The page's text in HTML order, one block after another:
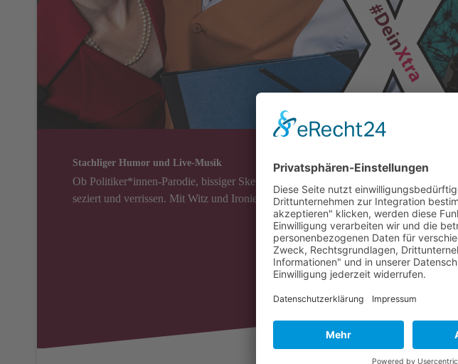
Stachliger Humor und Live-Musik
Ob Politiker*innen-Parodie, bissiger Sketch oder sarkastisch verdrehter Cover-
seziert und verrissen. Mit Witz und Ironie widmet sich das wohl legendärste